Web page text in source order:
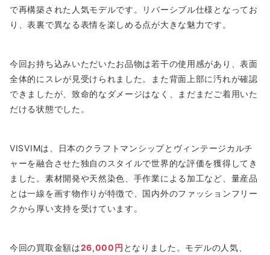
で再構築された人気モデルです。リバーシブル仕様となってお
り、表裏で異なる表情を楽しめる点が大きな魅力です。
今回お持ち込みいただいたお品物は若干の使用感があり、表面
全体的にスレが見受けられました。また背面上部に汚れが確認
できましたが、致命的なダメージはなく、まだまだご着用いた
だける状態でした。
VISVIMは、日本のクラフトマンシップとヴィンテージカルチ
ャーを融合させた独自のスタイルで世界的な評価を獲得してき
ました。素材開発や天然染色、手作業による加工など、量産品
とは一線を画す物作りが特徴で、国内外のファッションフリー
クから厚い支持を受けています。
今回の買取金額は26,000円 となりました。モデルの人気、